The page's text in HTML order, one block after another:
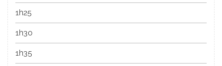
1h25
1h30
1h35